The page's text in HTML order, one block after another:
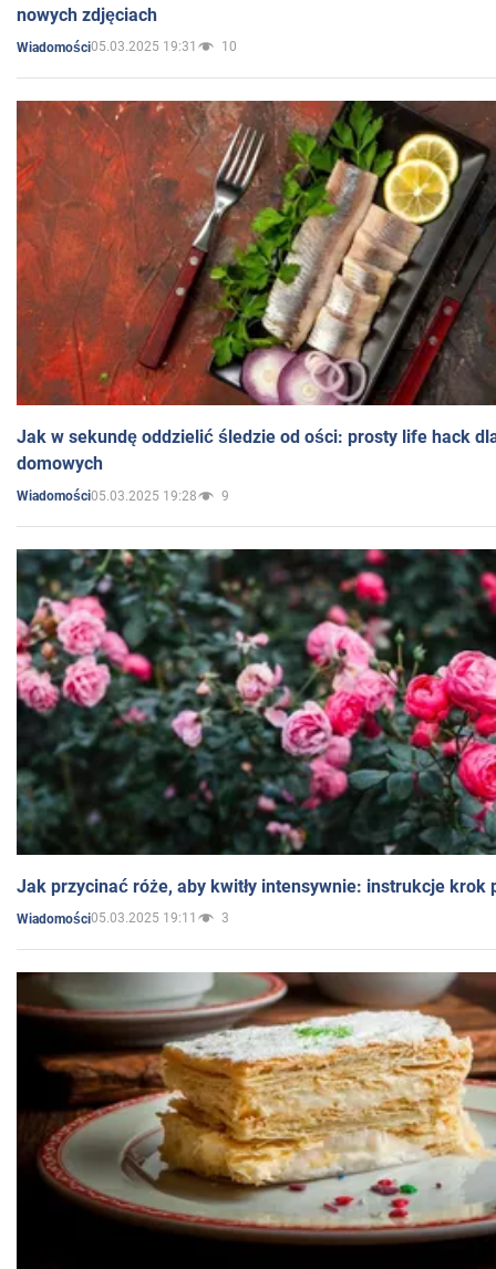
nowych zdjęciach
Wiadomości05.03.2025 19:31 10
Jak w sekundę oddzielić śledzie od ości: prosty life hack
domowych
Wiadomości05.03.2025 19:28 9
Jak przycinać róże, aby kwitły intensywnie: instrukcje krok
Wiadomości05.03.2025 19:11 3